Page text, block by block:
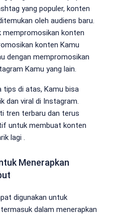
yang populer, konten
oleh audiens baru.
mempromosikan konten
konten Kamu
dengan mempromosikan
Kamu yang lain.
tips di atas, Kamu bisa
dan viral di Instagram.
tren terbaru dan terus
untuk membuat konten
lagi .
Menerapkan
digunakan untuk
dalam menerapkan